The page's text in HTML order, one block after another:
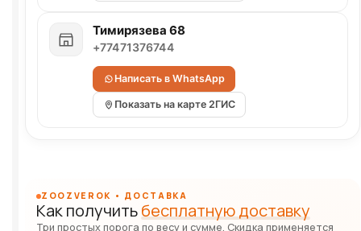
Тимирязева 68
+77471376744
Написать в WhatsApp
Показать на карте 2ГИС
ZOOZVEROK • ДОСТАВКА
Как получитьбесплатную доставку
Три простых порога по весу и сумме. Скидка применяется